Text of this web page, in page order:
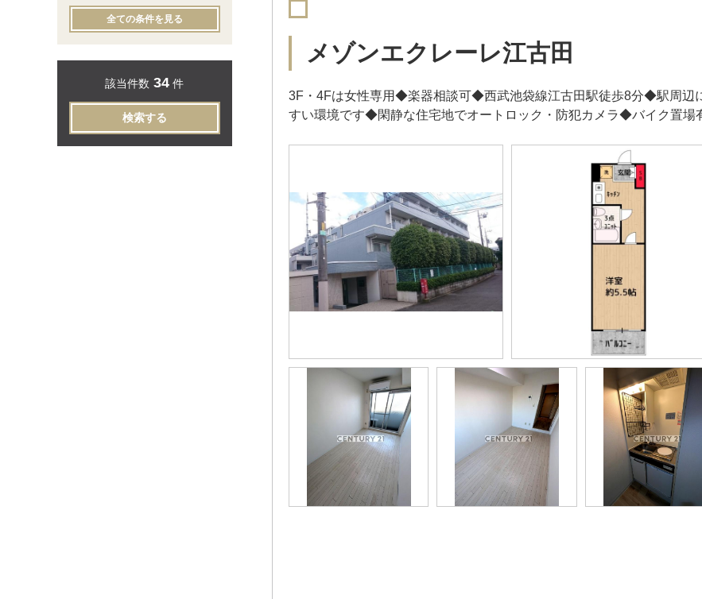
メゾンエクレーレ江古田
3F・4Fは女性専用◆楽器相談可◆西武池袋線江古田駅徒歩8分◆駅周辺
すい環境です◆閑静な住宅地でオートロック・防犯カメラ◆バイク置
全ての条件を見る
該当件数 34 件
検索する